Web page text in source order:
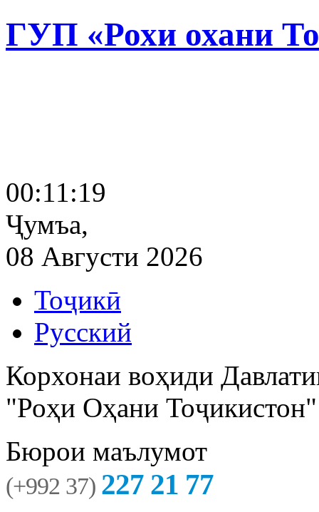
ГУП «Рохи охани
00:11:19
Ҷумъа,
08 Августи 2026
Тоҷикӣ
Русский
Корхонаи воҳиди
"Роҳи Оҳани Тоҷикистон"
Бюрои маълумот
(+992 37) 227 21 77